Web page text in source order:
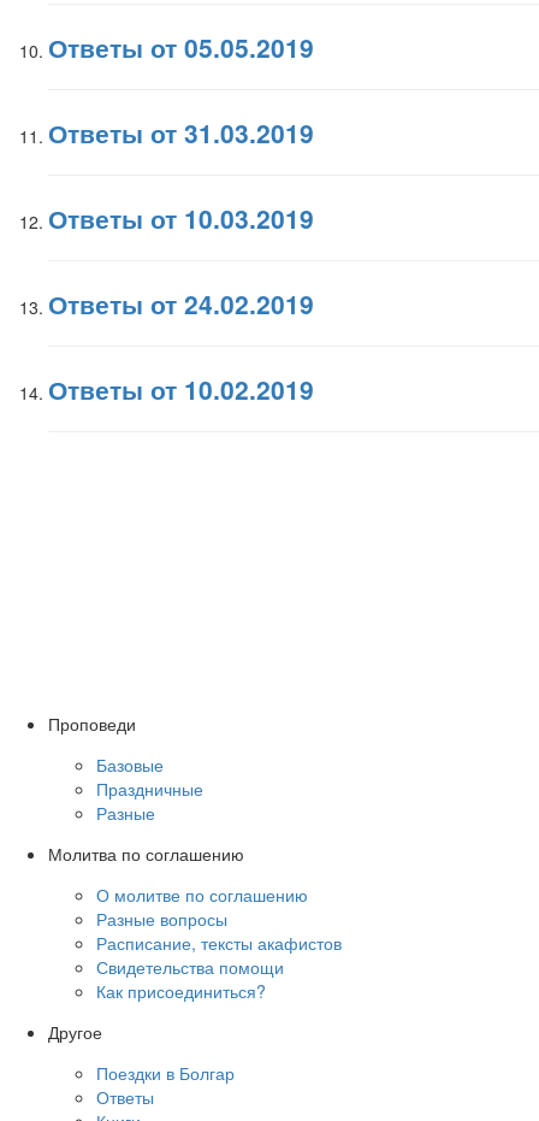
Ответы от 05.05.2019
Ответы от 31.03.2019
Ответы от 10.03.2019
Ответы от 24.02.2019
Ответы от 10.02.2019
Проповеди
Базовые
Праздничные
Разные
Молитва по соглашению
О молитве по соглашению
Разные вопросы
Расписание, тексты акафистов
Свидетельства помощи
Как присоединиться?
Другое
Поездки в Болгар
Ответы